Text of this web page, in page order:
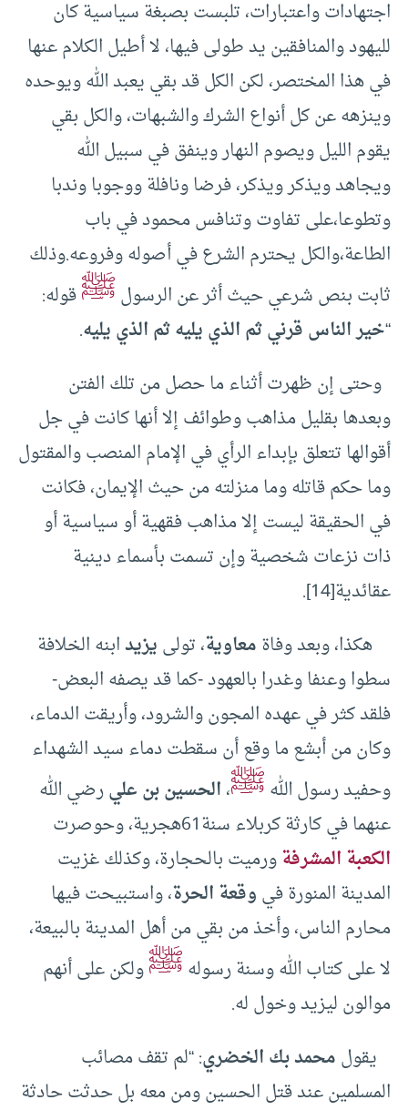
اجتهادات واعتبارات، تلبست بصبغة سياسية كان
لليهود والمنافقين يد طولى فيها، لا أطيل الكلام عنها
في هذا المختصر، لكن الكل قد بقي يعبد الله ويوحده
وينزهه عن كل أنواع الشرك والشبهات، والكل بقي
يقوم الليل ويصوم النهار وينفق في سبيل الله
ويجاهد ويذكر ويذكر، فرضا ونافلة ووجوبا وندبا
وتطوعا،على تفاوت وتنافس محمود في باب
الطاعة،والكل يحترم الشرع في أصوله وفروعه.وذلك
ثابت بنص شرعي حيث أثر عن الرسولﷺقوله:
“خير الناس قرني ثم الذي يليه ثم الذي يليه.
وحتى إن ظهرت أثناء ما حصل من تلك الفتن
وبعدها بقليل مذاهب وطوائف إلا أنها كانت في جل
أقوالها تتعلق بإبداء الرأي في الإمام المنصب والمقتول
وما حكم قاتله وما منزلته من حيث الإيمان، فكانت
في الحقيقة ليست إلا مذاهب فقهية أو سياسية أو
ذات نزعات شخصية وإن تسمت بأسماء دينية
عقائدية[14]
.
هكذا، وبعد وفاةمعاوية، تولىيزيدابنه الخلافة
سطوا وعنفا وغدرا بالعهود -كما قد يصفه البعض-
فلقد كثر في عهده المجون والشرود، وأريقت الدماء،
وكان من أبشع ما وقع أن سقطت دماء سيد الشهداء
وحفيد رسول اللهﷺ،الحسين بن عليرضي الله
عنهما في كارثة كربلاء سنة61هجرية، وحوصرت
الكعبة المشرفةورميت بالحجارة، وكذلك غزيت
المدينة المنورة فيوقعة الحرة، واستبيحت فيها
محارم الناس، وأخذ من بقي من أهل المدينة بالبيعة،
لا على كتاب الله وسنة رسولهﷺولكن على أنهم
موالون ليزيد وخول له.
يقولمحمد بك الخضري: “لم تقف مصائب
المسلمين عند قتل الحسين ومن معه بل حدثت حادثة